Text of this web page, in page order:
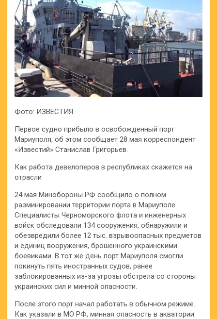
Фото: ИЗВЕСТИЯ
Первое судно прибыло в освобожденный порт
Мариуполя, об этом сообщает 28 мая корреспондент
«Известий» Станислав Григорьев.
Как работа девелоперов в республиках скажется на
отрасли
24 мая Минобороны РФ сообщило о полном
разминировании территории порта в Мариуполе.
Специалисты Черноморского флота и инженерных
войск обследовали 134 сооружения, обнаружили и
обезвредили более 12 тыс. взрывоопасных предметов
и единиц вооружения, брошенного украинскими
боевиками. В тот же день порт Мариуполя смогли
покинуть пять иностранных судов, ранее
заблокированных из-за угрозы обстрела со стороны
украинских сил и минной опасности.
После этого порт начал работать в обычном режиме.
Как указали в МО РФ, минная опасность в акватории